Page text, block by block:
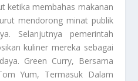
ketika membahas makanan
mendorong minat publik
Selanjutnya pemerintah
kuliner mereka sebagai
Green Curry, Bersama
Yum, Termasuk Dalam